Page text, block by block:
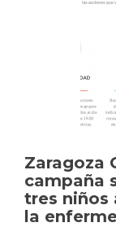
Zaragoza
campaña
tres niños
la